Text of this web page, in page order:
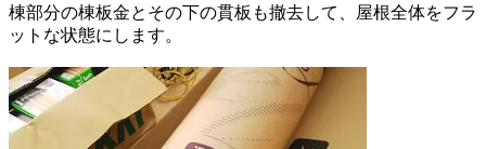
棟部分の棟板金とその下の貫板も撤去して、屋根全体をフラ
ットな状態にします。